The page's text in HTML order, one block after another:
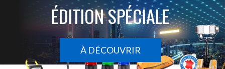
ÉDITION SPÉCIALE
À DÉCOUVRIR